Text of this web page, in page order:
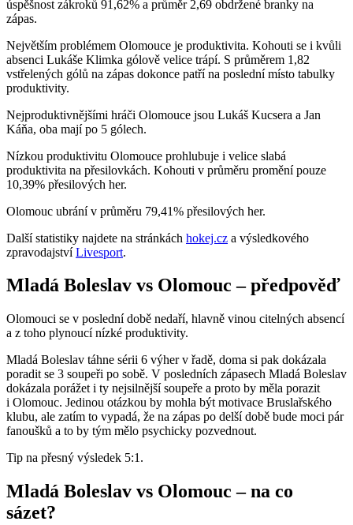
úspěšnost zákroků 91,62% a průměr 2,69 obdržené branky na
zápas.
Největším problémem Olomouce je produktivita. Kohouti se i kvůli
absenci Lukáše Klimka gólově velice trápí. S průměrem 1,82
vstřelených gólů na zápas dokonce patří na poslední místo tabulky
produktivity.
Nejproduktivnějšími hráči Olomouce jsou Lukáš Kucsera a Jan
Káňa, oba mají po 5 gólech.
Nízkou produktivitu Olomouce prohlubuje i velice slabá
produktivita na přesilovkách. Kohouti v průměru promění pouze
10,39% přesilových her.
Olomouc ubrání v průměru 79,41% přesilových her.
Další statistiky najdete na stránkách hokej.cz a výsledkového
zpravodajstvíLivesport.
Mladá Boleslav vs Olomouc – předpověď
Olomouci se v poslední době nedaří, hlavně vinou citelných absencí
a z toho plynoucí nízké produktivity.
Mladá Boleslav táhne sérii 6 výher v řadě, doma si pak dokázala
poradit se 3 soupeři po sobě. V posledních zápasech Mladá Boleslav
dokázala porážet i ty nejsilnější soupeře a proto by měla porazit
i Olomouc. Jedinou otázkou by mohla být motivace Bruslařského
klubu, ale zatím to vypadá, že na zápas po delší době bude moci pár
fanoušků a to by tým mělo psychicky pozvednout.
Tip na přesný výsledek 5:1.
Mladá Boleslav vs Olomouc – na co
sázet?